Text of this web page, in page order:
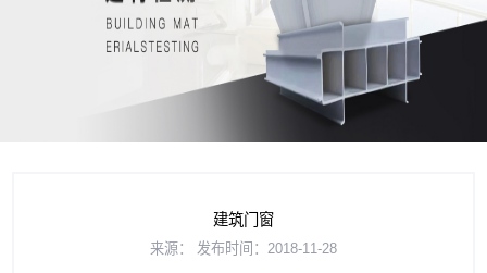
建筑门窗
来源： 发布时间：2018-11-28